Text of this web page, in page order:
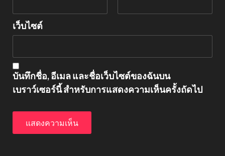
เว็บไซต์
บันทึกชื่อ, อีเมล และชื่อเว็บไซต์ของฉันบน
เบราว์เซอร์นี้ สำหรับการแสดงความเห็นครั้งถัดไป